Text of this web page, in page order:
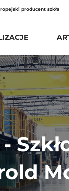
producent szkła